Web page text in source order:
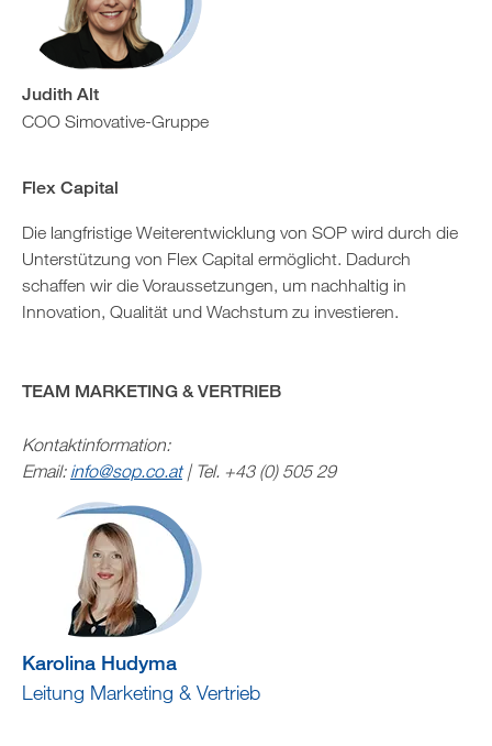
Judith Alt
COO Simovative-Gruppe
Flex Capital
Die langfristige Weiterentwicklung von SOP wird durch die
Unterstützung von Flex Capital ermöglicht. Dadurch
schaffen wir die Voraussetzungen, um nachhaltig in
Innovation, Qualität und Wachstum zu investieren.
TEAM MARKETING & VERTRIEB
Kontaktinformation:
Email: info@sop.co.at| Tel. +43 (0) 505 29
Karolina Hudyma
Leitung Marketing & Vertrieb